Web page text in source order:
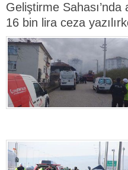
Geliştirme Sahası’nda
16 bin lira ceza